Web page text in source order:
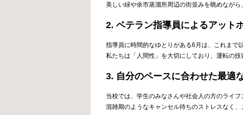
美しい緑や余市蒸溜所周辺の街並みを眺めなが
2. ベテラン指導員によるアット
指導員に時間的なゆとりがある6月は、これまで
私たちは「人間性」を大切にしており、運転の
3. 自分のペースに合わせた最適
当校では、学生のみなさんや社会人の方のライ
混雑期のようなキャンセル待ちのストレスなく